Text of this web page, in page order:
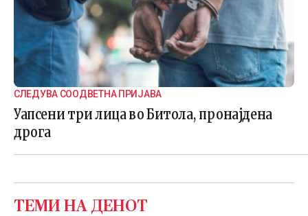
СЛЕДУВА СООДВЕТНА ПРИЈАВА
Уапсени три лица во Битола, пронајдена
дрога
ТЕМИ НА ДЕНОТ